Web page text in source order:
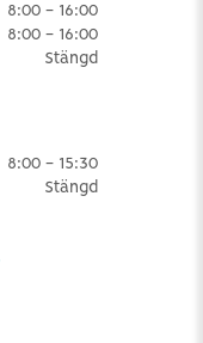
8:00 - 16:00
8:00 - 16:00
Stängd
8:00 - 15:30
Stängd